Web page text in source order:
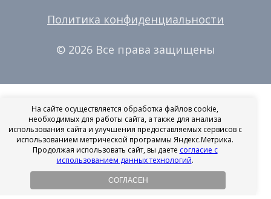
Политика конфиденциальности
© 2026 Все права защищены
На сайте осуществляется обработка файлов cookie,
необходимых для работы сайта, а также для анализа
использования сайта и улучшения предоставляемых сервисов с
использованием метрической программы Яндекс.Метрика.
Продолжая использовать сайт, вы даете согласие с
использованием данных технологий.
СОГЛАСЕН